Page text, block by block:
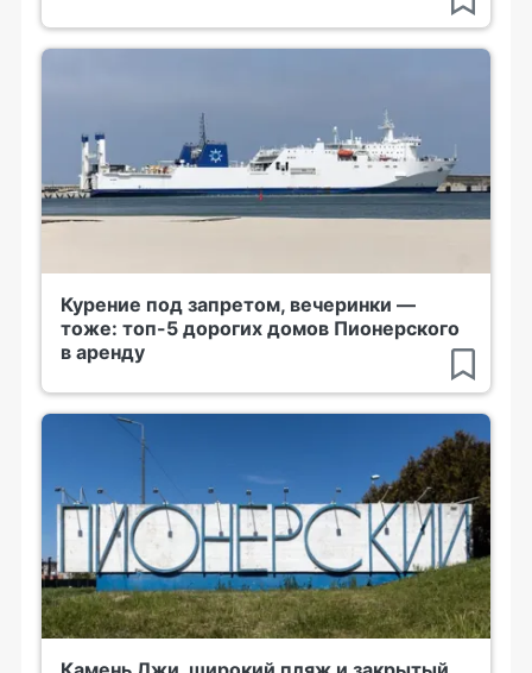
Курение под запретом, вечеринки —
тоже: топ-5 дорогих домов Пионерского
в аренду